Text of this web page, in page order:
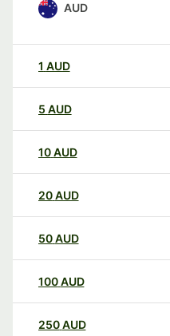
AUD
1 AUD
5 AUD
10AUD
20AUD
50AUD
100AUD
250AUD